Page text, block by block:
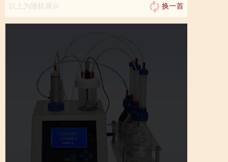
换一首
以上为随机展示